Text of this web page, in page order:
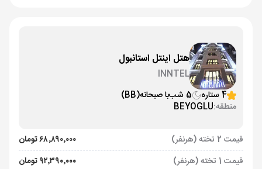
هتل اینتل استانبول
INNTEL
4 ستاره
5 شب با صبحانه(BB)
منطقه:BEYOGLU
قیمت 2 تخته (هرنفر)
۶۸٬۸۹۰٬۰۰۰ تومان
قیمت 1 تخته (هرنفر)
۹۲٬۳۹۰٬۰۰۰ تومان